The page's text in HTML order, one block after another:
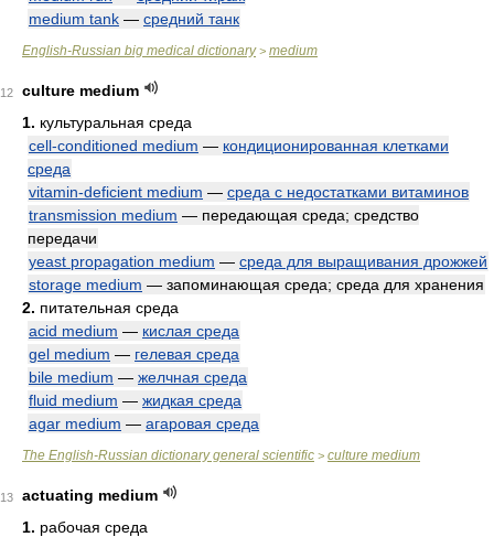
medium tank — средний танк
English-Russian big medical dictionary> medium
12
culture medium
1. культуральная среда
cell-conditioned medium — кондиционированная клетками
среда
vitamin-deficient medium — среда с недостатками витаминов
transmission medium — передающая среда; средство
передачи
yeast propagation medium — среда для выращивания дрожжей
storage medium — запоминающая среда; среда для хранения
2. питательная среда
acid medium — кислая среда
gel medium — гелевая среда
bile medium — желчная среда
fluid medium — жидкая среда
agar medium — агаровая среда
The English-Russian dictionary general scientific > culture medium
13
actuating medium
1. рабочая среда